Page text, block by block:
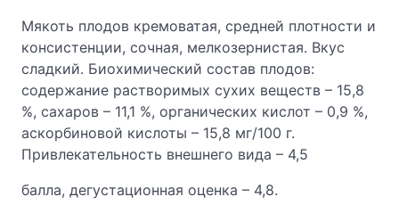
Мякоть плодов кремоватая, средней плотности и
консистенции, сочная, мелкозернистая. Вкус
сладкий. Биохимический состав плодов:
содержание растворимых сухих веществ – 15,8
%, сахаров – 11,1 %, органических кислот – 0,9 %,
аскорбиновой кислоты – 15,8 мг/100 г.
Привлекательность внешнего вида – 4,5
балла, дегустационная оценка – 4,8.